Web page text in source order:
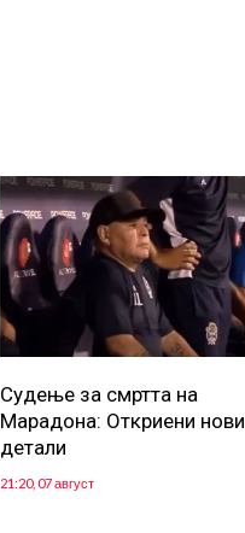
Судење за смртта на
Марадона: Откриени нови
детали
21:20, 07 август